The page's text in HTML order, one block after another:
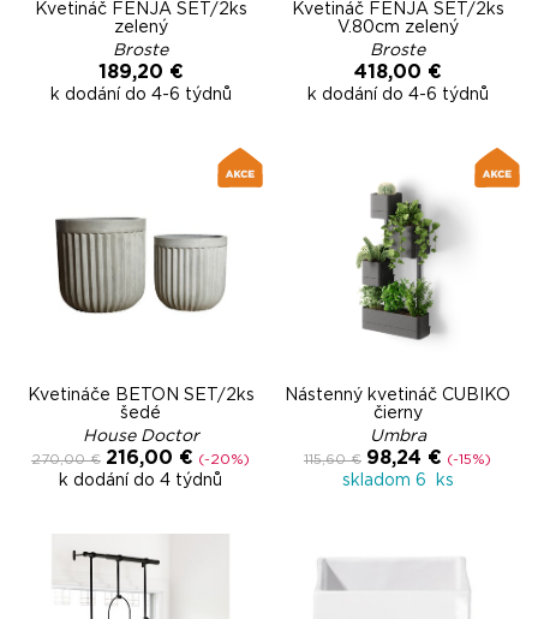
Kvetináč FENJA SET/2ks
zelený
Broste
189,20 €
k dodání do 4-6 týdnů
Kvetináč FENJA SET/2ks
V.80cm zelený
Broste
418,00 €
k dodání do 4-6 týdnů
Kvetináče BETON SET/2ks
šedé
House Doctor
270,00 € 216,00 € (-20%)
k dodání do 4 týdnů
Nástenný kvetináč CUBIKO
čierny
Umbra
115,60 € 98,24 € (-15%)
skladom 6 ks